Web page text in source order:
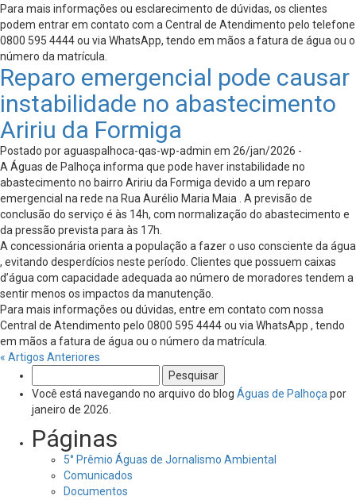
Para mais informações ou esclarecimento de dúvidas, os clientes
podem entrar em contato com a Central de Atendimento pelo telefone
0800 595 4444 ou via WhatsApp, tendo em mãos a fatura de água ou o
número da matrícula.
Reparo emergencial pode causar
instabilidade no abastecimento
Aririu da Formiga
Postado por aguaspalhoca-qas-wp-admin em 26/jan/2026 -
A Águas de Palhoça informa que pode haver instabilidade no
abastecimento no bairro Aririu da Formiga devido a um reparo
emergencial na rede na Rua Aurélio Maria Maia . A previsão de
conclusão do serviço é às 14h, com normalização do abastecimento e
da pressão prevista para às 17h.
A concessionária orienta a população a fazer o uso consciente da água
, evitando desperdícios neste período. Clientes que possuem caixas
d’água com capacidade adequada ao número de moradores tendem a
sentir menos os impactos da manutenção.
Para mais informações ou dúvidas, entre em contato com nossa
Central de Atendimento pelo 0800 595 4444 ou via WhatsApp , tendo
em mãos a fatura de água ou o número da matrícula.
« Artigos Anteriores
por:
Você está navegando no arquivo do blog Águas de Palhoça por
janeiro de 2026.
Páginas
5° Prêmio Águas de Jornalismo Ambiental
Comunicados
Documentos